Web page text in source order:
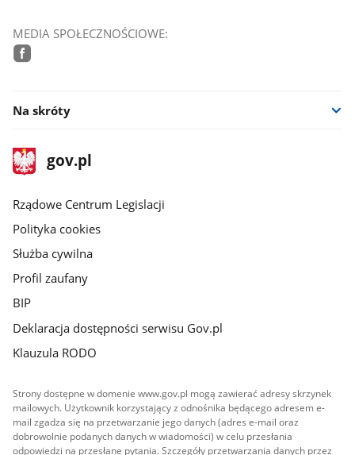
MEDIA SPOŁECZNOŚCIOWE:
Na skróty
stopka
gov.plStrona
gov.pl
Rządowe Centrum Legislacji
Polityka cookies
Służba cywilna
Profil zaufany
BIP
Deklaracja dostępności serwisu Gov.pl
Klauzula RODO
Strony dostępne w domenie www.gov.pl mogą zawierać adresy skrzynek
mailowych. Użytkownik korzystający z odnośnika będącego adresem e-
mail zgadza się na przetwarzanie jego danych (adres e-mail oraz
dobrowolnie podanych danych w wiadomości) w celu przesłania
odpowiedzi na przesłane pytania. Szczegóły przetwarzania danych przez